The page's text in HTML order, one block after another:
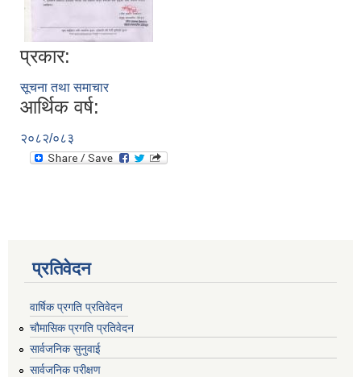
प्रकार:
सूचना तथा समाचार
आर्थिक वर्ष:
२०८२/०८३
प्रतिवेदन
वार्षिक प्रगति प्रतिवेदन
चौमासिक प्रगति प्रतिवेदन
सार्वजनिक सुनुवाई
सार्वजनिक परीक्षण